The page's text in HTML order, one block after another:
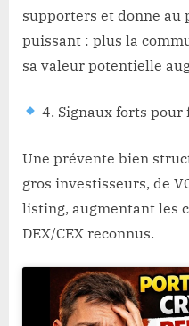
supporters et donne au
puissant : plus la
sa valeur potentielle
4. Signaux forts
Une prévente bien
gros investisseurs, de
listing, augmentant les
DEX/CEX reconnus.